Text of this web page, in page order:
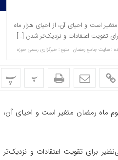
است و احیای آن، از احیای هزار ماه
تقویت اعتقادات و نزدیک‌تر شدن […]
: سایت جامع رمضان منبع : خبرگزاری رسمی حوزه
پ پ
رمضان متغیر است و احیای آن،
برای تقویت اعتقادات و نزدیک‌تر